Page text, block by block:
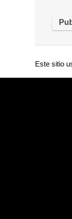
Este sitio